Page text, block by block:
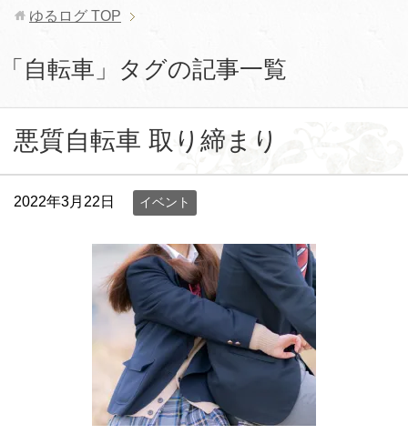
ゆるログ TOP
「自転車」タグの記事一覧
悪質自転車 取り締まり
2022年3月22日 イベント